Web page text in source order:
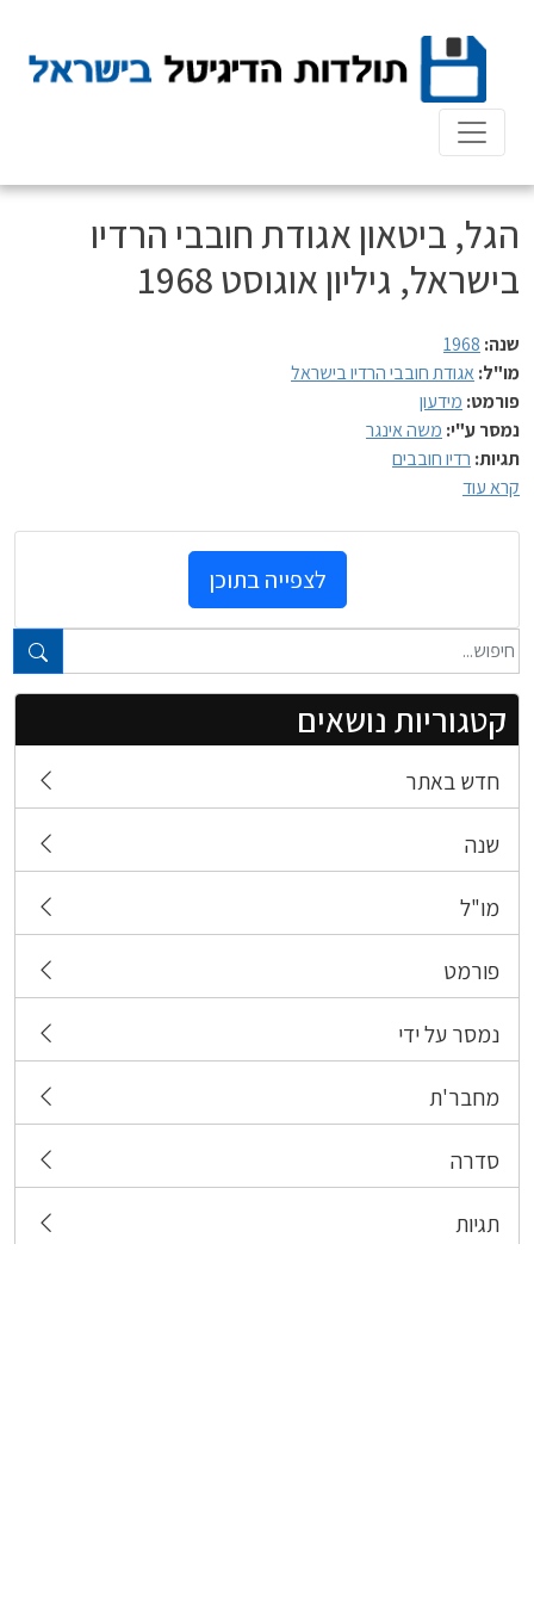
content
טקסט חופשי...
קטגוריות נושאים
חדש באתר
שנה
מו"ל
פורמט
נמסר על ידי
מחבר'ת
סדרה
תגיות
הגל, ביטאון אגודת חובבי הרדיו
בישראל, גיליון אוגוסט 1968
שנה: 1968
מו"ל: אגודת חובבי הרדיו בישראל
פורמט: מידעון
נמסר ע"י: משה אינגר
תגיות: רדיו חובבים
קרא עוד
לצפייה בתוכן